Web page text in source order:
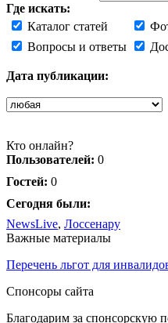
Где искать:
Каталог статей
Вопросы и ответы
Дата публикации:
Кто онлайн?
Пользователей: 0
Гостей: 0
Сегодня были:
NewsLive, Лоссенару
Важные материалы
Перечень льгот для
Спонсоры сайта
Благодарим за спонсорскую